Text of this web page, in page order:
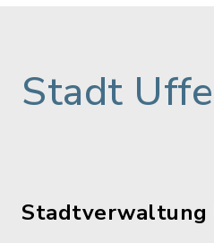
Stadt
Stadtverwaltung